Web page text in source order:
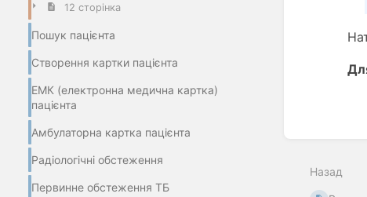
12 сторінка
Пошук пацієнта
Створення картки пацієнта
ЕМК (електронна медична картка)
пацієнта
Амбулаторна картка пацієнта
Радіологічні обстеження
Первинне обстеження ТБ
розділу
Назад